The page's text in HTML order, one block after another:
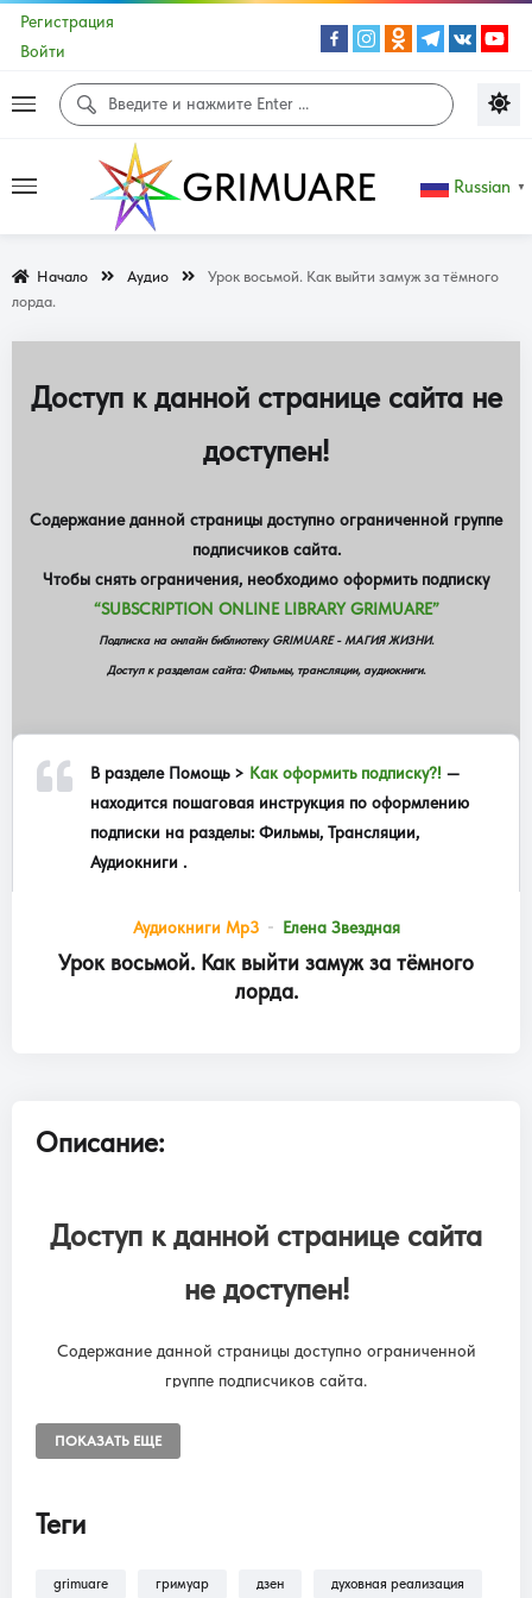
Регистрация
Войти
Russian ▼
Начало Аудио
Урок восьмой. Как выйти замуж за тёмного
лорда.
Доступ к данной странице сайта не
доступен!
Содержание данной страницы доступно ограниченной группе
подписчиков сайта.
Чтобы снять ограничения, необходимо оформить подписку
“SUBSCRIPTION ONLINE LIBRARY GRIMUARE”
Подписка на онлайн библиотеку GRIMUARE - МАГИЯ ЖИЗНИ.
Доступ к разделам сайта: Фильмы, трансляции, аудиокниги.
В разделе Помощь > Как оформить подписку?! —
находится пошаговая инструкция по оформлению
подписки на разделы: Фильмы, Трансляции,
Аудиокниги .
Аудиокниги Mp3 Елена Звездная
Урок восьмой. Как выйти замуж за тёмного
лорда.
Описание:
Доступ к данной странице сайта
не доступен!
Содержание данной страницы доступно ограниченной
группе подписчиков сайта.
“SUBSCRIPTION ONLINE LIBRARY GRIMUARE”
В разделеПомощь >Как оформить
ПОКАЗАТЬ ЕЩЕ
Теги
grimuare гримуар дзен духовная реализация